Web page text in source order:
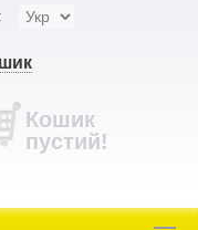
Кошик
пустий!